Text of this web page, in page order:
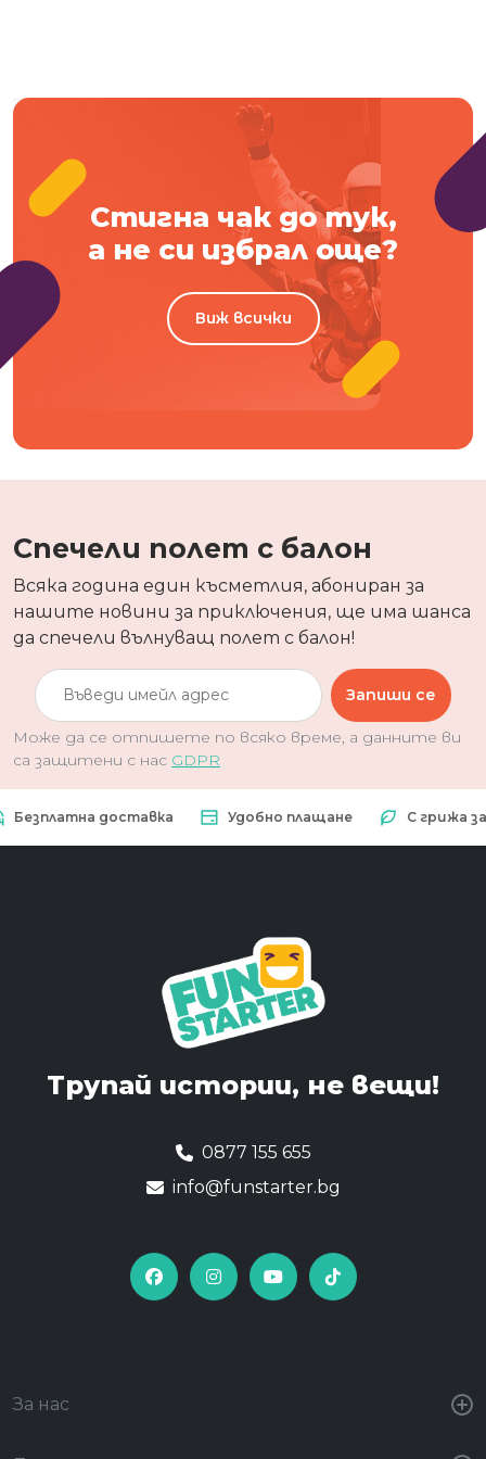
Стигна чак до тук,
а не си избрал още?
Виж всички
Спечели полет с балон
Всяка година един късметлия, абониран за
нашите новини за приключения, ще има шанса
да спечели вълнуващ полет с балон!
Запиши се
Може да се отпишете по всяко време, а данните ви
са защитени с нас GDPR
доставка Удобно плащане С грижа за
Трупай истории, не вещи!
0877 155 655
info@funstarter.bg
За нас